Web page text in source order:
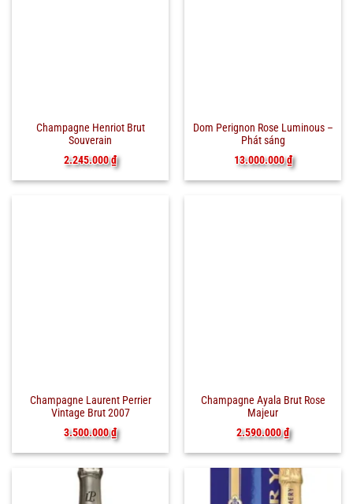
Champagne Henriot Brut
Souverain
2.245.000₫
Dom Perignon Rose Luminous –
Phát sáng
13.000.000₫
Champagne Laurent Perrier
Vintage Brut 2007
3.500.000₫
Champagne Ayala Brut Rose
Majeur
2.590.000₫